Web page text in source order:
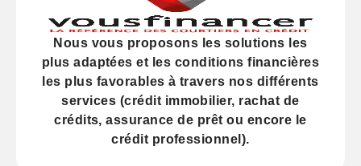
Nous vous proposons les solutions les
plus adaptées et les conditions financières
les plus favorables à travers nos différents
services (crédit immobilier, rachat de
crédits,assurance de prêt ou encore le
crédit professionnel).